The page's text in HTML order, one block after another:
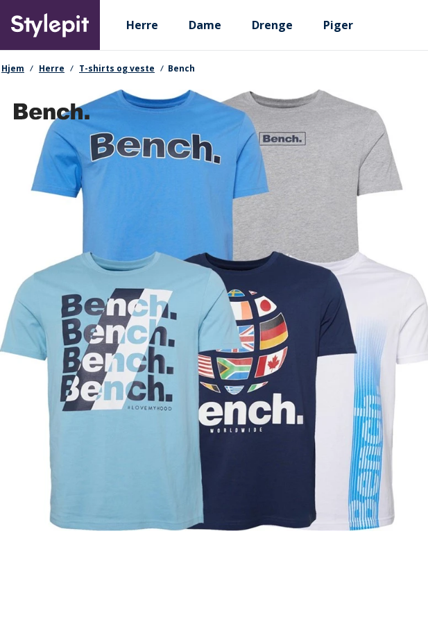
main
content
Primary departments
Herre Dame Drenge Piger
navigationssti
Hjem Herre T-shirts og veste Bench